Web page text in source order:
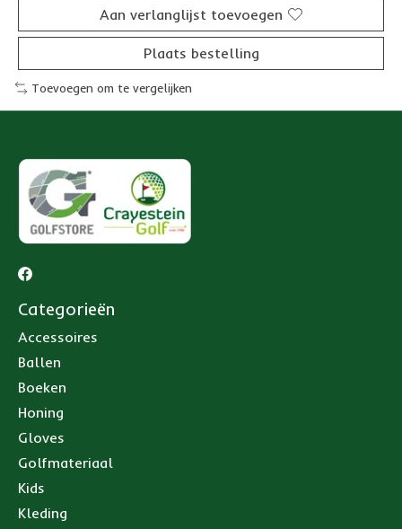
Aan verlanglijst toevoegen
Plaats bestelling
Toevoegen om te vergelijken
Categorieën
Accessoires
Ballen
Boeken
Honing
Gloves
Golfmateriaal
Kids
Kleding